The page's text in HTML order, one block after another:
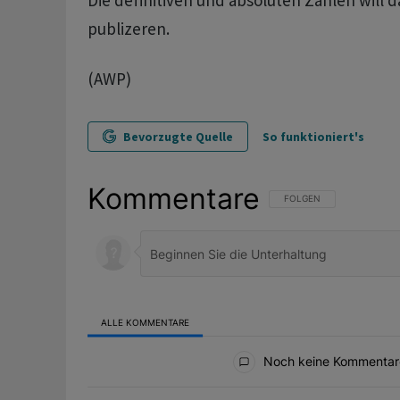
publizeren.
(AWP)
Bevorzugte Quelle So funktioniert's
Kommentare FOLGE DIESER
FOLGEN
ALLE KOMMENTARE
Noch keine